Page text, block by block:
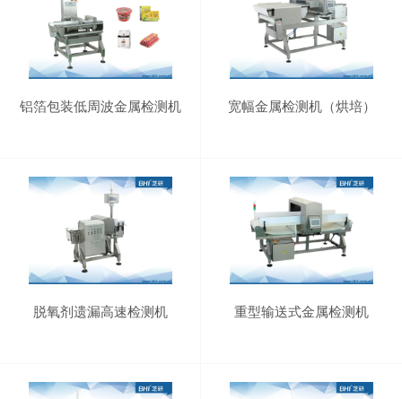
铝箔包装低周波金属检测机 宽幅金属检测机（烘培）
脱氧剂遗漏高速检测机 重型输送式金属检测机